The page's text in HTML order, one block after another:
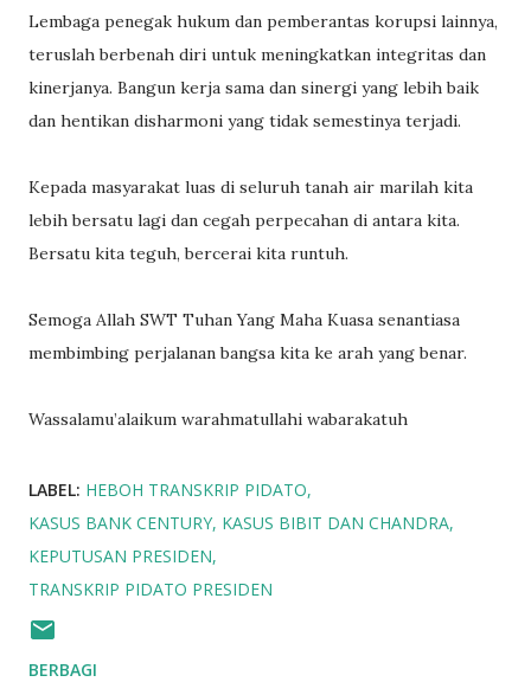
Lembaga penegak hukum dan pemberantas korupsi lainnya,
teruslah berbenah diri untuk meningkatkan integritas dan
kinerjanya. Bangun kerja sama dan sinergi yang lebih baik
dan hentikan disharmoni yang tidak semestinya terjadi.
Kepada masyarakat luas di seluruh tanah air marilah kita
lebih bersatu lagi dan cegah perpecahan di antara kita.
Bersatu kita teguh, bercerai kita runtuh.
Semoga Allah SWT Tuhan Yang Maha Kuasa senantiasa
membimbing perjalanan bangsa kita ke arah yang benar.
Wassalamu’alaikum warahmatullahi wabarakatuh
LABEL: HEBOH TRANSKRIP PIDATO
KASUS BANK CENTURY KASUS BIBIT DAN CHANDRA
KEPUTUSAN PRESIDEN
TRANSKRIP PIDATO PRESIDEN
BERBAGI